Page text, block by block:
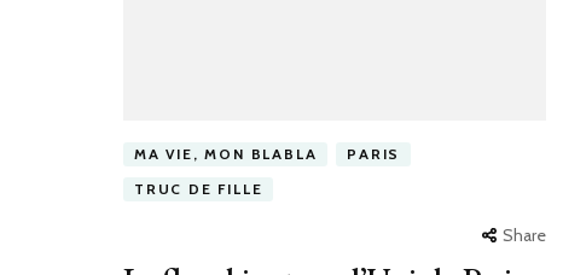
MA VIE, MON BLABLA
PARIS
TRUC DE FILLE
Share